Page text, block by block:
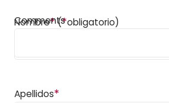
Comments
Nombre*(*obligatorio)
Apellidos*